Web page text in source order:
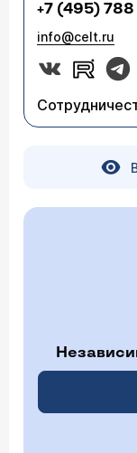
+7 (495)
info@celt.ru